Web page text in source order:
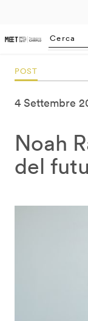
POST
4 Settembre
Noah
del